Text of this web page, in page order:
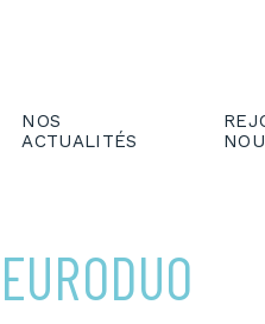
NOS
ACTUALITÉS